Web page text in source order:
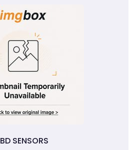
BD SENSORS